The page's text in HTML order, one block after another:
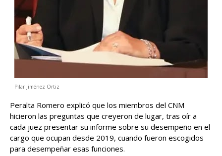
Pilar Jiménez Ortiz
Peralta Romero explicó que los miembros del CNM
hicieron las preguntas que creyeron de lugar, tras oír a
cada juez presentar su informe sobre su desempeño en el
cargo que ocupan desde 2019, cuando fueron escogidos
para desempeñar esas funciones.